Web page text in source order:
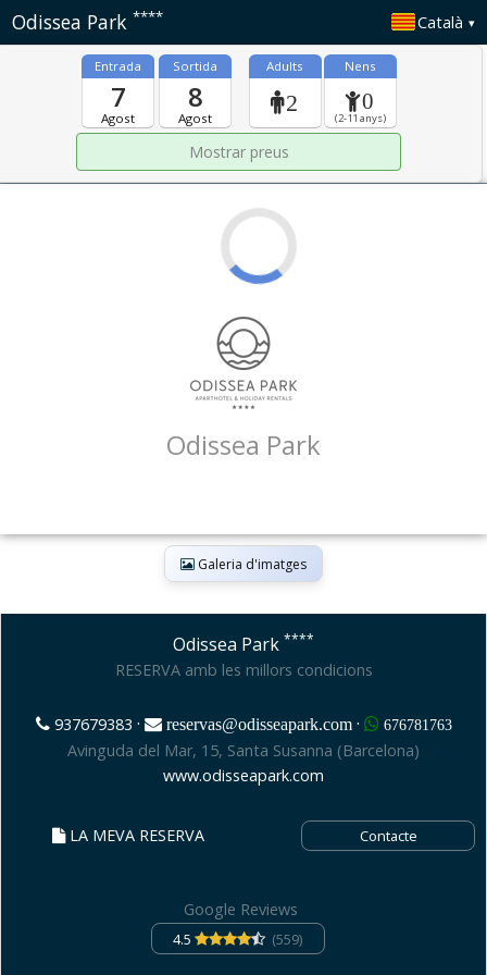
Odissea Park **** Català
Agost
Entrada
7
Agost
Sortida
8
Adults
2
Nens
0
(2-11 anys)
Odissea Park
Galeria d'imatges
Odissea Park ****
RESERVA amb les millors condicions
937679383 · reservas@odisseapark.com· 676781763
Avinguda del Mar, 15, Santa Susanna (Barcelona)
www.odisseapark.com
LA MEVA RESERVA Contacte
Google Reviews
4.5 (559)